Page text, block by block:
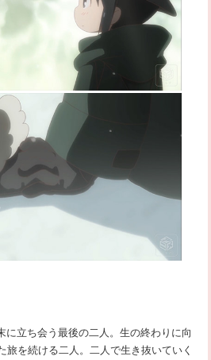
立ち会う最後の二人。生の終わりに向
旅を続ける二人。二人で生き抜いていく